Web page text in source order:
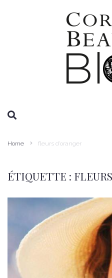
Home fleurs d’oranger
ÉTIQUETTE :